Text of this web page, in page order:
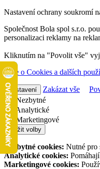
Nastavení ochrany soukromí
Společnost Bola spol s.r.o.
personalizaci reklamy na
Kliknutím na "Povolit vše"
Více o Cookies a dalších
Nastavení Zakázat vše
Nezbytné
Analytické
Marketingové
Uložit volby
Nezbytné cookies: Nutné pro
Analytické cookies:
Marketingové cookies: